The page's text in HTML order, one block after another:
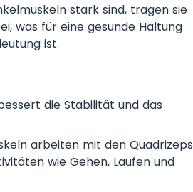
stark sind, tragen sie
was für eine gesunde Haltung
ist.
die Stabilität und das
arbeiten mit den Quadrizeps
wie Gehen, Laufen und